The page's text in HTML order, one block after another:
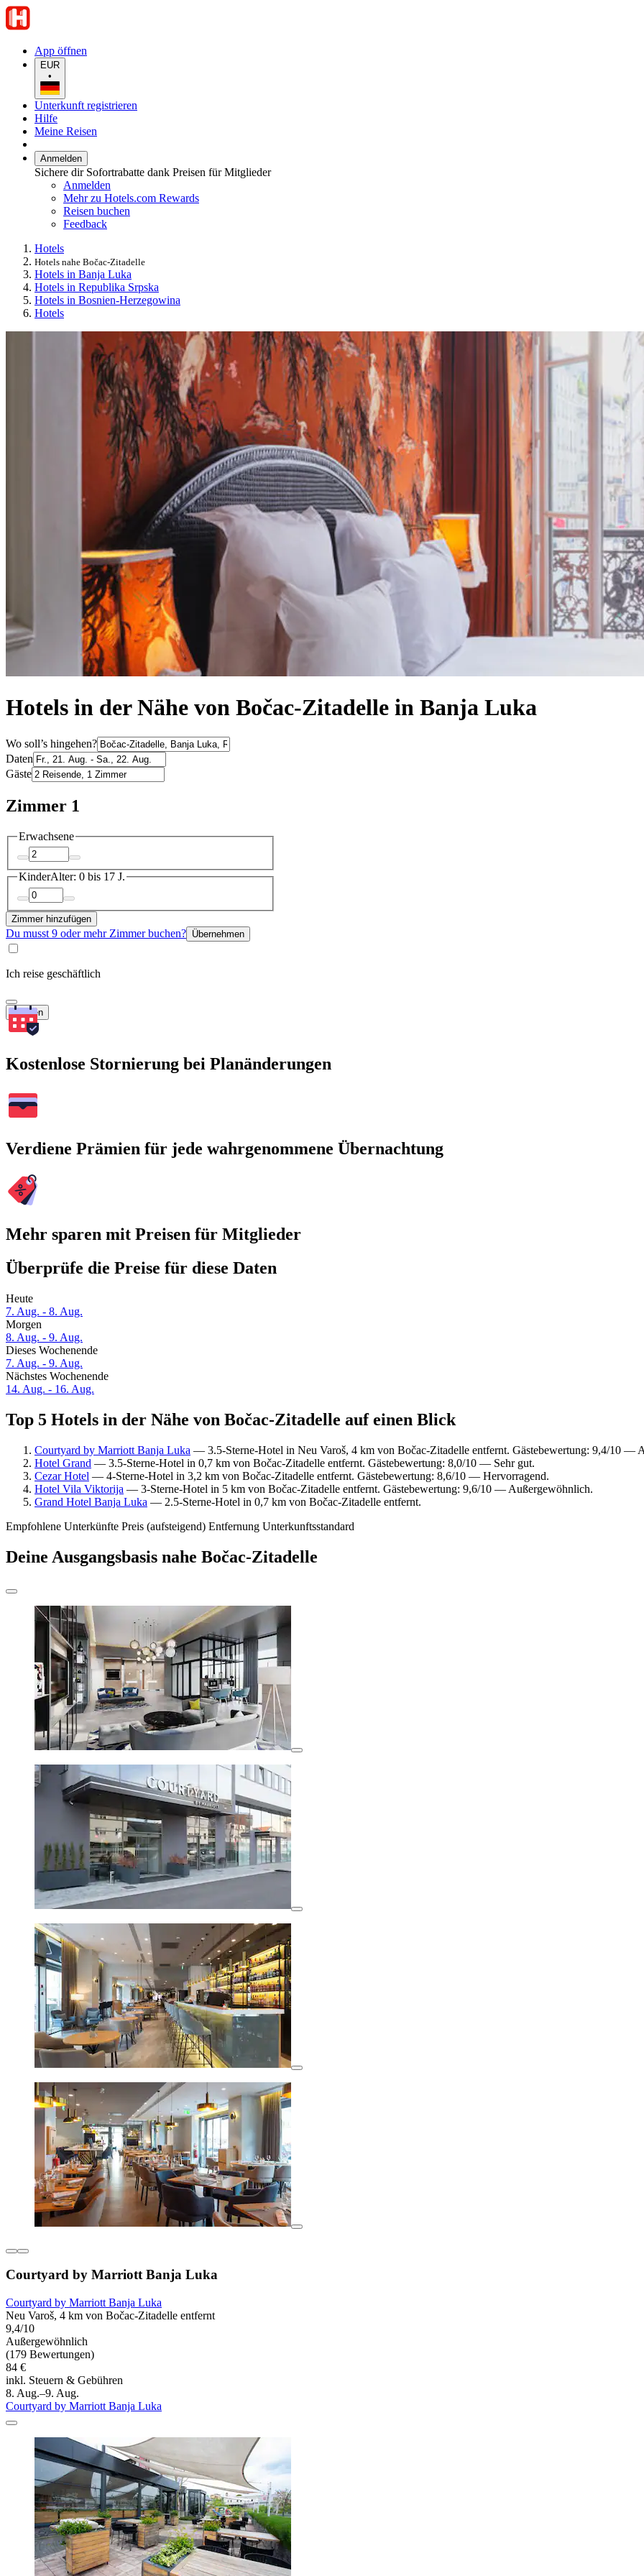
App öffnen
EUR
•
Unterkunft registrieren
Hilfe
Meine Reisen
Anmelden
Sichere dir Sofortrabatte dank Preisen für Mitglieder
Anmelden
Mehr zu Hotels.com Rewards
Reisen buchen
Feedback
Hotels
Hotels nahe Bočac-Zitadelle
Hotels in Banja Luka
Hotels in Republika Srpska
Hotels in Bosnien-Herzegowina
Hotels
Hotels in der Nähe von Bočac-Zitadelle in Banja Luka
Wo soll’s hingehen?
Daten
Gäste
Zimmer 1
Erwachsene
KinderAlter: 0 bis 17 J.
Zimmer hinzufügen
Du musst 9 oder mehr Zimmer buchen? Übernehmen
Ich reise geschäftlich
Suchen
Kostenlose Stornierung bei Planänderungen
Verdiene Prämien für jede wahrgenommene Übernachtung
Mehr sparen mit Preisen für Mitglieder
Überprüfe die Preise für diese Daten
Heute
7. Aug. - 8. Aug.
Morgen
8. Aug. - 9. Aug.
Dieses Wochenende
7. Aug. - 9. Aug.
Nächstes Wochenende
14. Aug. - 16. Aug.
Top 5 Hotels in der Nähe von Bočac-Zitadelle auf einen Blick
Courtyard by Marriott Banja Luka — 3.5-Sterne-Hotel in Neu Varoš, 4 km von Bočac-Zitadelle entfernt. Gästebewertung: 9,4/10 —
Hotel Grand — 3.5-Sterne-Hotel in 0,7 km von Bočac-Zitadelle entfernt. Gästebewertung: 8,0/10 — Sehr gut.
Cezar Hotel — 4-Sterne-Hotel in 3,2 km von Bočac-Zitadelle entfernt. Gästebewertung: 8,6/10 — Hervorragend.
Hotel Vila Viktorija — 3-Sterne-Hotel in 5 km von Bočac-Zitadelle entfernt. Gästebewertung: 9,6/10 — Außergewöhnlich.
Grand Hotel Banja Luka — 2.5-Sterne-Hotel in 0,7 km von Bočac-Zitadelle entfernt.
Empfohlene Unterkünfte Preis (aufsteigend) Entfernung Unterkunftsstandard
Deine Ausgangsbasis nahe Bočac-Zitadelle
Courtyard by Marriott Banja Luka
Courtyard by Marriott Banja Luka
Neu Varoš, 4 km von Bočac-Zitadelle entfernt
9,4/10
Außergewöhnlich
(179 Bewertungen)
84 €
inkl. Steuern & Gebühren
8. Aug.–9. Aug.
Courtyard by Marriott Banja Luka